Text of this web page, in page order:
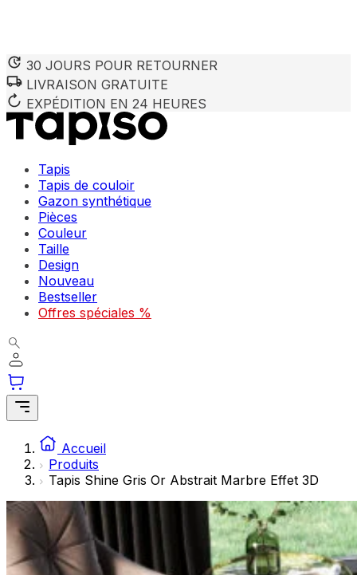
30 JOURS POUR RETOURNER
LIVRAISON GRATUITE
EXPÉDITION EN 24 HEURES
Tapis
Tapis de couloir
Gazon synthétique
Pièces
Couleur
Taille
Design
Nouveau
Bestseller
Offres spéciales %
Accueil
Produits
Tapis Shine Gris Or Abstrait Marbre Effet 3D
Nous utilisons des cookies pour personnaliser le contenu
partenaires peuvent combiner ces informations avec
utilisation de leurs services.
Les cookies indispensables sont cruciaux pour les
Les cookies liés aux préférences permettent au site de
comme votre langue préférée ou la région dans laquelle
Les cookies marketing sont utilisés pour suivre les
engageantes pour l'utilisateur individuel et, par
Les cookies non classés sont des cookies qui sont en